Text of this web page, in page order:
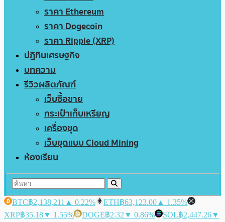
ราคา Ethereum
ราคา Dogecoin
ราคา Ripple (XRP)
ปฏิทินเศรษฐกิจ
บทความ
รีวิวผลิตภัณฑ์
เว็บซื้อขาย
กระเป๋าเก็บเหรียญ
เครื่องขุด
เว็บขุดแบบ Cloud Mining
ห้องเรียน
BTC฿2,138,211 ▲ 0.22% ETH฿63,123.00 ▲ 1.35%
XRP฿35.18▼ 1.55% DOGE฿2.32 ▼ 0.86% SOL฿2,447.26▼